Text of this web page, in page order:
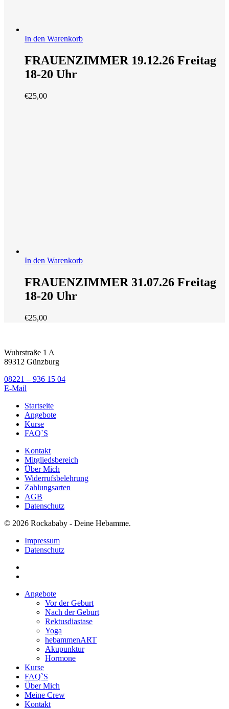
In den Warenkorb
FRAUENZIMMER 19.12.26 Freitag
18-20 Uhr
€25,00
In den Warenkorb
FRAUENZIMMER 31.07.26 Freitag
18-20 Uhr
€25,00
Wuhrstraße 1 A
89312 Günzburg
08221 – 936 15 04
E-Mail
Startseite
Angebote
Kurse
FAQ`S
Kontakt
Mitgliedsbereich
Über Mich
Widerrufsbelehrung
Zahlungsarten
AGB
Datenschutz
© 2026 Rockababy - Deine Hebamme.
Impressum
Datenschutz
Close
Angebote
Vor der Geburt
Nach der Geburt
Rektusdiastase
Yoga
hebammenART
Akupunktur
Hormone
Kurse
FAQ`S
Über Mich
Meine Crew
Kontakt